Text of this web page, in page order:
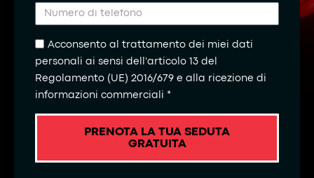
Acconsento al trattamento dei miei dati
personali ai sensi dell'articolo 13 del
Regolamento (UE) 2016/679 e alla ricezione di
informazioni commerciali *
PRENOTA LA TUA SEDUTA
GRATUITA